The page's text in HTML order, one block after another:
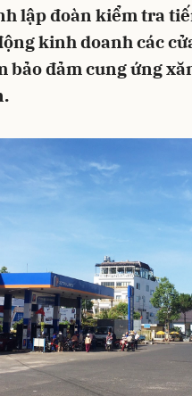
lập đoàn kiểm tra
kinh doanh các
bảo đảm cung ứng